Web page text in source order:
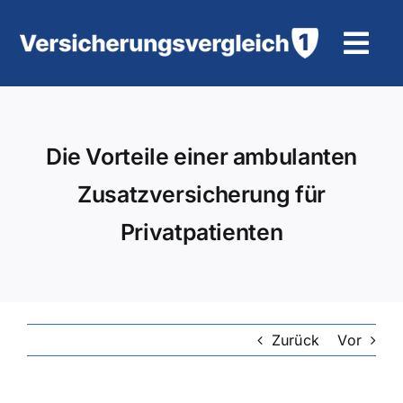
Inhalt
KFZ-Versicherung
Die Vorteile einer ambulanten
Zusatzversicherung für
Privatpatienten
Zurück Vor